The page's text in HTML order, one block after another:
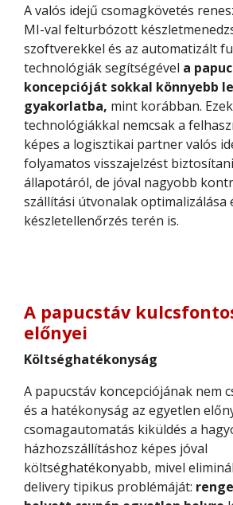
A valós idejű csomagkövetés
MI-val felturbózott
szoftverekkel és az automatizált
technológiák segítségével a
koncepcióját sokkal könnyebb
gyakorlatba, mint korábban.
technológiákkal nemcsak a
képes a logisztikai partner valós
folyamatos visszajelzést
állapotáról, de jóval nagyobb
szállítási útvonalak optimalizálása
készletellenőrzés terén is.
A papucstáv
előnyei
Költséghatékonyság
A papucstáv koncepciójának nem
és a hatékonyság az egyetlen
csomagautomatás kiküldés a
házhozszállításhoz képes jóval
költséghatékonyabb, mivel
delivery tipikus problémáját: